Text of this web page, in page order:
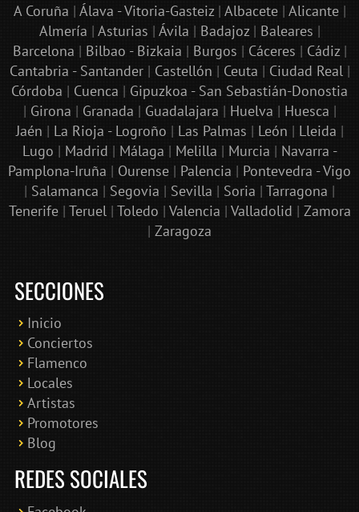
A Coruña | Álava - Vitoria-Gasteiz| Albacete| Alicante|
Almería | Asturias | Ávila | Badajoz| Baleares |
Barcelona | Bilbao - Bizkaia | Burgos | Cáceres | Cádiz|
Cantabria - Santander| Castellón | Ceuta | Ciudad Real|
Córdoba | Cuenca | Gipuzkoa - San Sebastián-Donostia
| Girona | Granada | Guadalajara | Huelva | Huesca |
Jaén | La Rioja - Logroño | Las Palmas | León | Lleida |
Lugo | Madrid | Málaga | Melilla | Murcia | Navarra -
Pamplona-Iruña | Ourense | Palencia | Pontevedra - Vigo
| Salamanca | Segovia | Sevilla | Soria | Tarragona |
Tenerife| Teruel| Toledo | Valencia | Valladolid | Zamora
| Zaragoza
SECCIONES
Inicio
Conciertos
Flamenco
Locales
Artistas
Promotores
Blog
REDES SOCIALES